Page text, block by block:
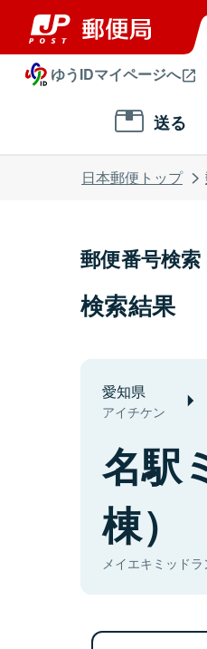
ゆうIDマイページへ
送る
日本郵便トップ
郵便番号検索
検索結果
愛知県
アイチケン
名駅
棟）
メイエキミッド